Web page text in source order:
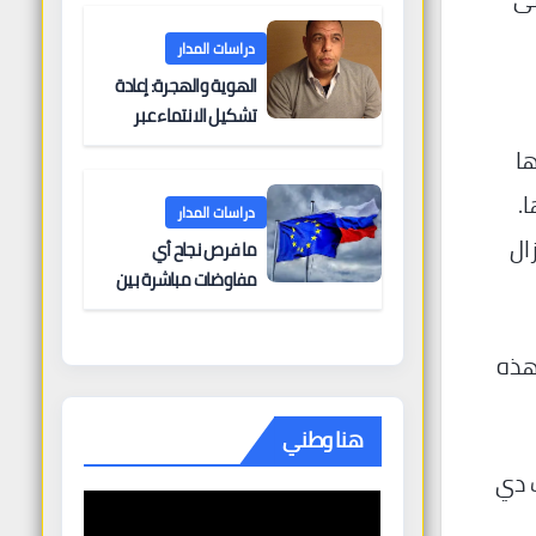
دي
دراسات المدار
الهوية والهجرة: إعادة
تشكيل الانتماء عبر
دراسات المدار
ما فرص نجاح أي
مفاوضات مباشرة بين
هنا وطني